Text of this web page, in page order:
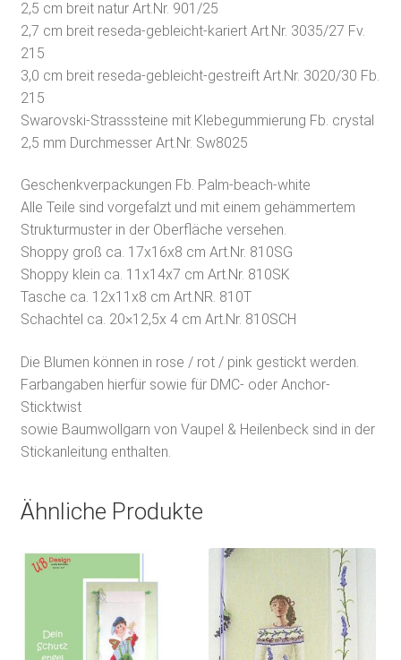
2,5 cm breit natur Art.Nr. 901/25
2,7 cm breit reseda-gebleicht-kariert Art.Nr. 3035/27 Fv.
215
3,0 cm breit reseda-gebleicht-gestreift Art.Nr. 3020/30 Fb.
215
Swarovski-Strasssteine mit Klebegummierung Fb. crystal
2,5 mm Durchmesser Art.Nr. Sw8025
Geschenkverpackungen Fb. Palm-beach-white
Alle Teile sind vorgefalzt und mit einem gehämmertem
Strukturmuster in der Oberfläche versehen.
Shoppy groß ca. 17x16x8 cm Art.Nr. 810SG
Shoppy klein ca. 11x14x7 cm Art.Nr. 810SK
Tasche ca. 12x11x8 cm Art.NR. 810T
Schachtel ca. 20×12,5x 4 cm Art.Nr. 810SCH
Die Blumen können in rose / rot / pink gestickt werden.
Farbangaben hierfür sowie für DMC- oder Anchor-
Sticktwist
sowie Baumwollgarn von Vaupel & Heilenbeck sind in der
Stickanleitung enthalten.
Ähnliche Produkte